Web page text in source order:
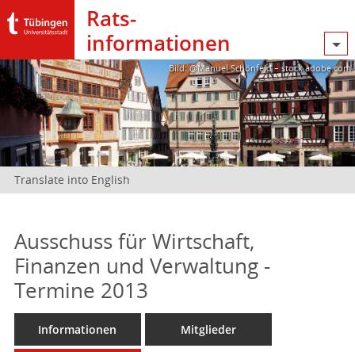
Rats­
informationen
Bild: @Manuel Schönfeld – stock.adobe.com
Translate into English
Ausschuss für Wirtschaft,
Finanzen und Verwaltung -
Termine 2013
Informationen Mitglieder